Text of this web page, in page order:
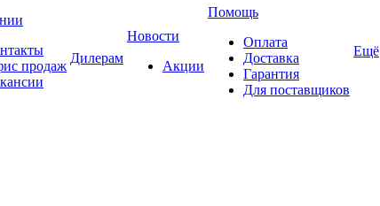
продаж
Дилерам
Новости
Акции
Помощь
Оплата
Доставка
Гарантия
Для поставщиков
Ещё